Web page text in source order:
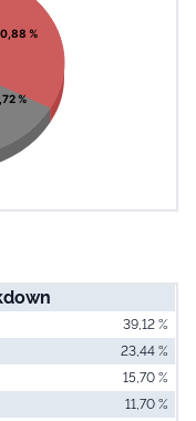
%
%
39,12 %
23,44 %
15,70 %
11,70 %